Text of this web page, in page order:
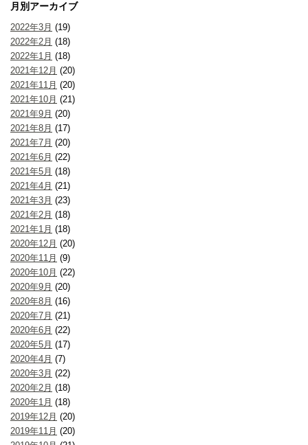
月別アーカイブ
2022年3月 (19)
2022年2月 (18)
2022年1月 (18)
2021年12月 (20)
2021年11月 (20)
2021年10月 (21)
2021年9月 (20)
2021年8月 (17)
2021年7月 (20)
2021年6月 (22)
2021年5月 (18)
2021年4月 (21)
2021年3月 (23)
2021年2月 (18)
2021年1月 (18)
2020年12月 (20)
2020年11月 (9)
2020年10月 (22)
2020年9月 (20)
2020年8月 (16)
2020年7月 (21)
2020年6月 (22)
2020年5月 (17)
2020年4月 (7)
2020年3月 (22)
2020年2月 (18)
2020年1月 (18)
2019年12月 (20)
2019年11月 (20)